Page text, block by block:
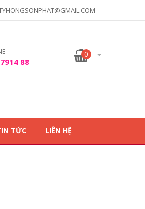
88
0
TỨC LIÊN HỆ